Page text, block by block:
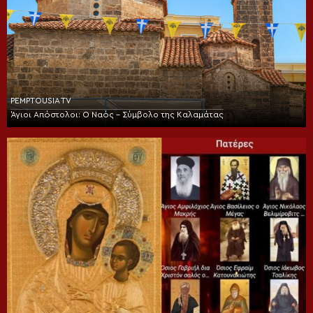
PEMPTOUSIA TV
Άγιοι Απόστολοι: Ο Ναός – Σύμβολο της Καλαμάτας